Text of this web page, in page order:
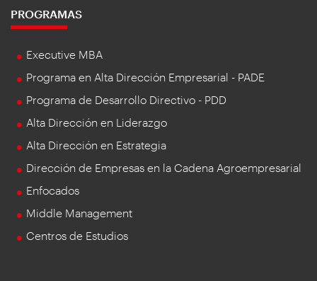
PROGRAMAS
Executive MBA
Programa en Alta Dirección Empresarial - PADE
Programa de Desarrollo Directivo - PDD
Alta Dirección en Liderazgo
Alta Dirección en Estrategia
Dirección de Empresas en la Cadena Agroempresarial
Enfocados
Middle Management
Centros de Estudios